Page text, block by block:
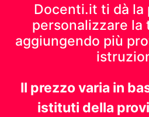
Docenti.it ti dà la
personalizzare la
aggiungendo più
Il prezzo varia in
istituti della